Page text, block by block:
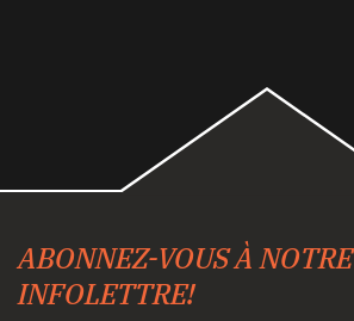
ABONNEZ-VOUS À NOTRE
INFOLETTRE!